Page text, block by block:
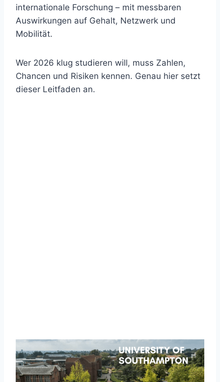
internationale Forschung – mit messbaren
Auswirkungen auf Gehalt, Netzwerk und
Mobilität.
Wer 2026 klug studieren will, muss Zahlen,
Chancen und Risiken kennen. Genau hier setzt
dieser Leitfaden an.